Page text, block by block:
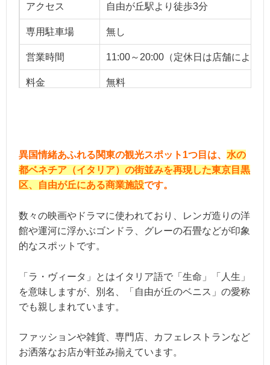
アクセス 自由が丘駅より徒歩3分
専用駐車場 無し
営業時間 11:00～20:00（定休日は店舗により
料金 無料
異国情緒あふれる関東の観光スポット1つ目は、 水の
都ベネチア（イタリア）の街並みを再現した東京目黒
区、自由が丘にある商業施設です。
数々の映画やドラマに使われており、レンガ造りの洋
館や運河に浮かぶゴンドラ、グレーの石畳などが印象
的なスポットです。
「ラ・ヴィータ」とはイタリア語で「生命」「人生」
を意味しますが、別名、「自由が丘のベニス」の愛称
でも親しまれています。
ファッションや雑貨、専門店、カフェレストランなど
お洒落なお店が軒並み揃えています。